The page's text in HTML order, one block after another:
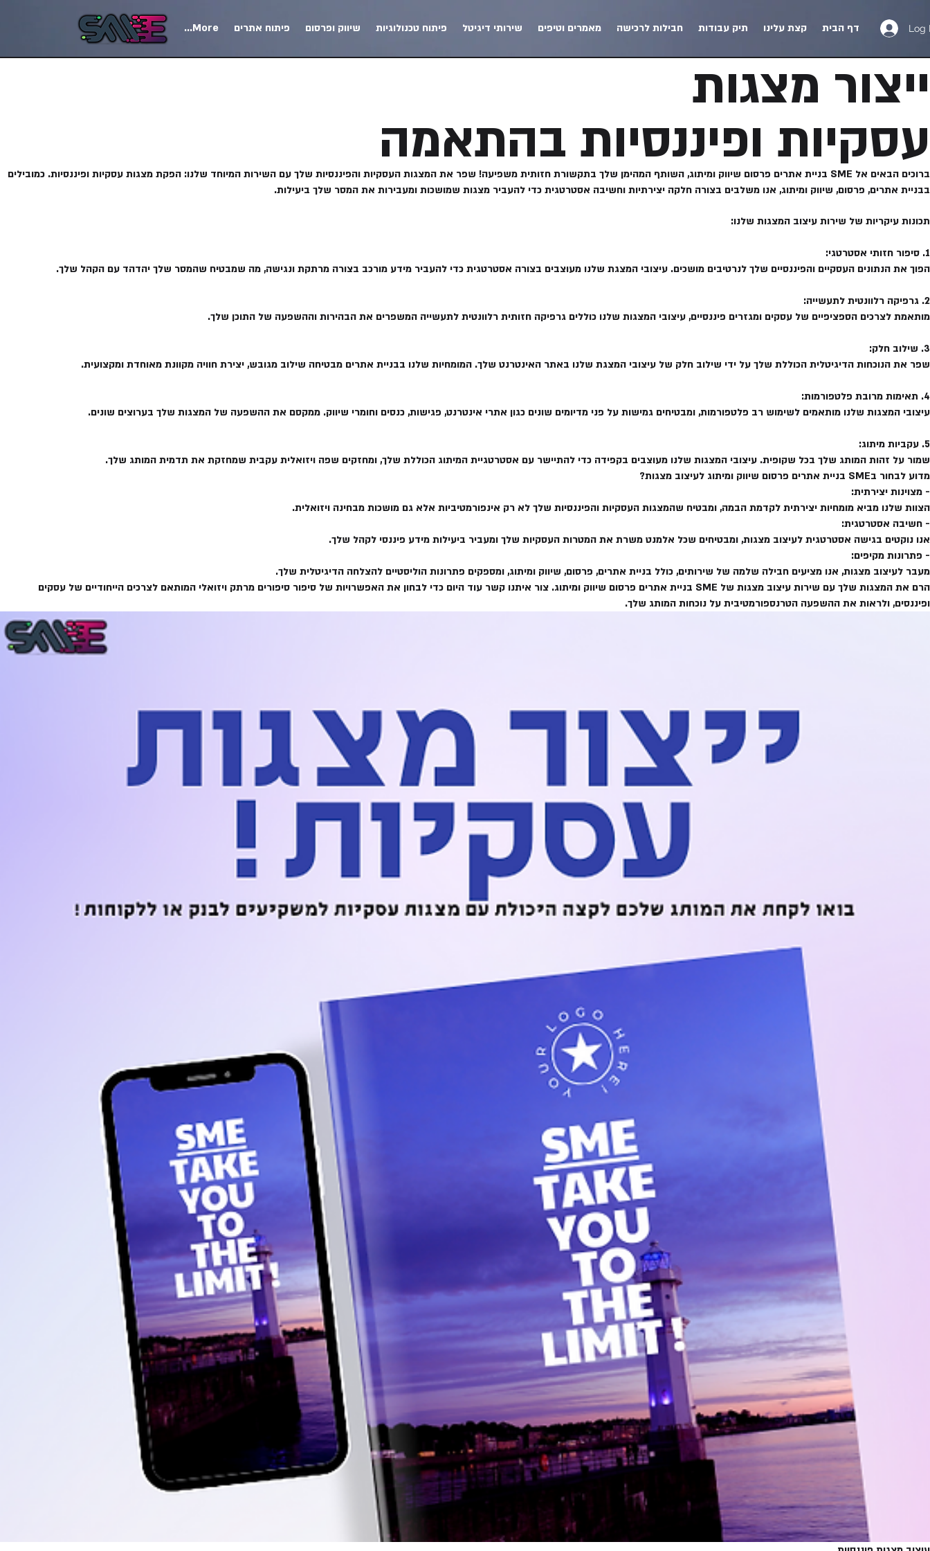
דף הבית קצת עלינו תיק עבודות חבילות לרכישה מאמרים וטיפים שירותי דיגיטל פיתוח טכנולוגיות שיווק ופרסום פיתוח אתרים More... Log
​ייצור מצגות
עסקיות ופיננסיות בהתאמה
ברוכים הבאים אל SME בניית אתרים פרסום שיווק ומיתוג, השותף המהימן שלך בתקשורת חזותית משפיעה! שפר את המצגות העסקיות והפיננסיות שלך עם השירות המיוחד שלנו: הפקת מצגות עסקיות ופיננסיות. כמובילים
בבניית אתרים, פרסום, שיווק ומיתוג, אנו משלבים בצורה חלקה יצירתיות וחשיבה אסטרטגית כדי להעביר מצגות שמושכות ומעבירות את המסר שלך ביעילות.
תכונות עיקריות של שירות עיצוב המצגות שלנו:
1. סיפור חזותי אסטרטגי:
הפוך את הנתונים העסקיים והפיננסיים שלך לנרטיבים מושכים. עיצובי המצגת שלנו מעוצבים בצורה אסטרטגית כדי להעביר מידע מורכב בצורה מרתקת ונגישה, מה שמבטיח שהמסר שלך יהדהד עם הקהל שלך.
2. גרפיקה רלוונטית לתעשייה:
מותאמת לצרכים הספציפיים של עסקים ומגזרים פיננסיים, עיצובי המצגות שלנו כוללים גרפיקה חזותית רלוונטית לתעשייה המשפרים את הבהירות וההשפעה של התוכן שלך.
3. שילוב חלק:
שפר את הנוכחות הדיגיטלית הכוללת שלך על ידי שילוב חלק של עיצובי המצגת שלנו באתר האינטרנט שלך. המומחיות שלנו בבניית אתרים מבטיחה שילוב מגובש, יצירת חוויה מקוונת מאוחדת ומקצועית.
4. תאימות מרובת פלטפורמות:
עיצובי המצגות שלנו מותאמים לשימוש רב פלטפורמות, ומבטיחים גמישות על פני מדיומים שונים כגון אתרי אינטרנט, פגישות, כנסים וחומרי שיווק. ממקסם את ההשפעה של המצגות שלך בערוצים שונים.
5. עקביות מיתוג:
שמור על זהות המותג שלך בכל שקופית. עיצובי המצגות שלנו מעוצבים בקפידה כדי להתיישר עם אסטרטגיית המיתוג הכוללת שלך, ומחזקים שפה ויזואלית עקבית שמחזקת את תדמית המותג שלך.
מדוע לבחור בSME בניית אתרים פרסום שיווק ומיתוג לעיצוב מצגות?
- מצוינות יצירתית:
הצוות שלנו מביא מומחיות יצירתית לקדמת הבמה, ומבטיח שהמצגות העסקיות והפיננסיות שלך לא רק אינפורמטיביות אלא גם מושכות מבחינה ויזואלית.
- חשיבה אסטרטגית:
אנו נוקטים בגישה אסטרטגית לעיצוב מצגות, ומבטיחים שכל אלמנט משרת את המטרות העסקיות שלך ומעביר ביעילות מידע פיננסי לקהל שלך.
- פתרונות מקיפים:
מעבר לעיצוב מצגות, אנו מציעים חבילה שלמה של שירותים, כולל בניית אתרים, פרסום, שיווק ומיתוג, ומספקים פתרונות הוליסטיים להצלחה הדיגיטלית שלך.
הרם את המצגות שלך עם שירות עיצוב מצגות של SME בניית אתרים פרסום שיווק ומיתוג. צור איתנו קשר עוד היום כדי לבחון את האפשרויות של סיפור סיפורים מרתק ויזואלי המותאם לצרכים הייחודיים של עסקים
ופיננסים, ולראות את ההשפעה הטרנספורמטיבית על נוכחות המותג שלך.